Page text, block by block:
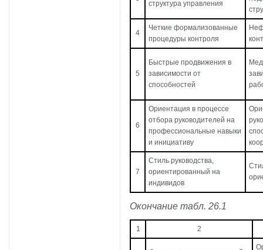
структура управления
4
Четкие формализованные
процедуры контроля
5
Быстрые продвижения в
зависимости от
способностей
6
Ориентация в процессе
отбора руководителей на
профессиональные навыки
и инициативу
7
Стиль руководства,
ориентированный на
индивидов
Окончание табл. 26.1
1 2